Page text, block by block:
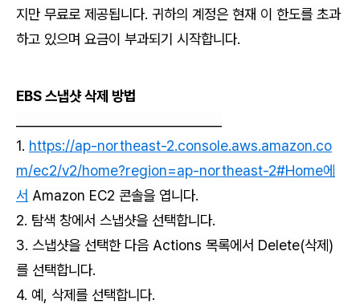
지만 무료로 제공됩니다. 귀하의 계정은 현재 이 한도를 초과
하고 있으며 요금이 부과되기 시작합니다.
EBS 스냅샷 삭제 방법
1. https://ap-northeast-2.console.aws.amazon.co
m/ec2/v2/home?region=ap-northeast-2#Home에
서 Amazon EC2 콘솔을 엽니다.
2. 탐색 창에서 스냅샷을 선택합니다.
3. 스냅샷을 선택한 다음 Actions 목록에서 Delete(삭제)
를 선택합니다.
4. 예, 삭제를 선택합니다.